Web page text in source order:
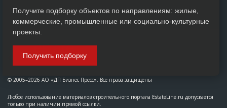
© 2005–2026 АО «ДП Бизнес Пресс». Все права защищены
Любое использование материалов строительного портала EstateLine.ru допускается
только при наличии прямой ссылки.
Получите подборку объектов по направлениям: жилые,
коммерческие, промышленные или социально-культурные
проекты.
Получить подборку